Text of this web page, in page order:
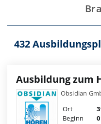
432
Ausbildung zum
Obsidian
Ort
Beginn